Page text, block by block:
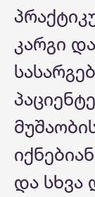
კარგი
და სხვა